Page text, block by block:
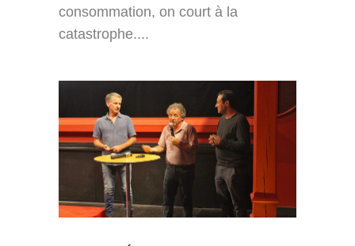
consommation, on court à la
catastrophe....